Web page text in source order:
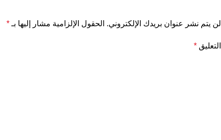
لن يتم نشر عنوان بريدك الإلكتروني. الحقول الإلزامية مشار إليها بـ *
التعليق *